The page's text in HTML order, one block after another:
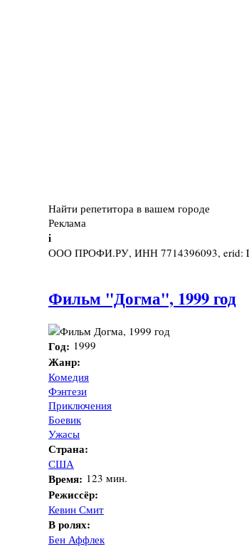
Найти репетитора в вашем городе
Реклама
i
ООО ПРОФИ.РУ, ИНН 7714396093, erid:
Фильм "Догма", 1999 год
Год: 1999
Жанр:
Комедия
Фэнтези
Приключения
Боевик
Ужасы
Страна:
США
Время: 123 мин.
Режиссёр:
Кевин Смит
В ролях:
Бен Аффлек